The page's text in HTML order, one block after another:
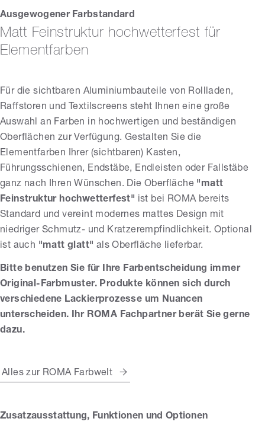
Ausgewogener Farbstandard
Matt Feinstruktur hochwetterfest für
Elementfarben
Für die sichtbaren Aluminiumbauteile von Rollladen,
Raffstoren und Textilscreens steht Ihnen eine große
Auswahl an Farben in hochwertigen und beständigen
Oberflächen zur Verfügung. Gestalten Sie die
Elementfarben Ihrer (sichtbaren) Kasten,
Führungsschienen, Endstäbe, Endleisten oder Fallstäbe
ganz nach Ihren Wünschen. Die Oberfläche "matt
Feinstruktur hochwetterfest" ist bei ROMA bereits
Standard und vereint modernes mattes Design mit
niedriger Schmutz- und Kratzerempfindlichkeit. Optional
ist auch "matt glatt" als Oberfläche lieferbar.
Bitte benutzen Sie für Ihre Farbentscheidung immer
Original-Farbmuster. Produkte können sich durch
verschiedene Lackierprozesse um Nuancen
unterscheiden. Ihr ROMA Fachpartner berät Sie gerne
dazu.
Alles zur ROMA Farbwelt
Zusatzausstattung, Funktionen und Optionen